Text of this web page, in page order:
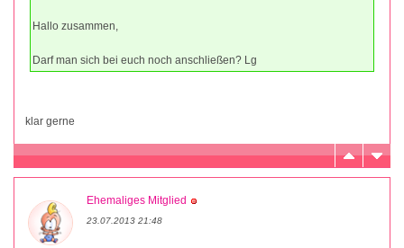
Hallo zusammen,
Darf man sich bei euch noch anschließen? Lg
klar gerne
Ehemaliges Mitglied
23.07.2013 21:48